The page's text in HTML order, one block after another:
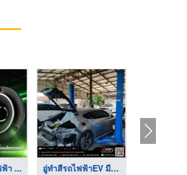
ฟ้า ...
อู่ทำสีรถไฟฟ้าEV มีน ...